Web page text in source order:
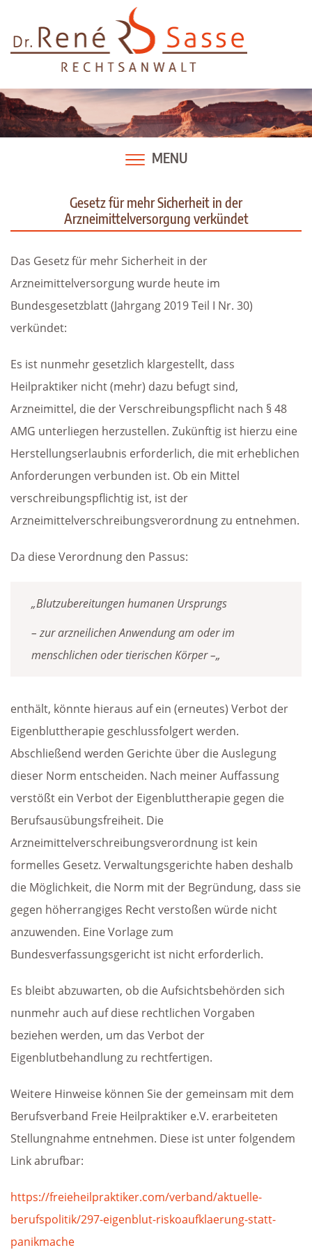
content
MENU
Gesetz für mehr Sicherheit in der
Arzneimittelversorgung verkündet
Das Gesetz für mehr Sicherheit in der
Arzneimittelversorgung wurde heute im
Bundesgesetzblatt (Jahrgang 2019 Teil I Nr. 30)
verkündet:
Es ist nunmehr gesetzlich klargestellt, dass
Heilpraktiker nicht (mehr) dazu befugt sind,
Arzneimittel, die der Verschreibungspflicht nach § 48
AMG unterliegen herzustellen. Zukünftig ist hierzu eine
Herstellungserlaubnis erforderlich, die mit erheblichen
Anforderungen verbunden ist. Ob ein Mittel
verschreibungspflichtig ist, ist der
Arzneimittelverschreibungsverordnung zu entnehmen.
Da diese Verordnung den Passus:
„Blutzubereitungen humanen Ursprungs
– zur arzneilichen Anwendung am oder im
menschlichen oder tierischen Körper –„
enthält, könnte hieraus auf ein (erneutes) Verbot der
Eigenbluttherapie geschlussfolgert werden.
Abschließend werden Gerichte über die Auslegung
dieser Norm entscheiden. Nach meiner Auffassung
verstößt ein Verbot der Eigenbluttherapie gegen die
Berufsausübungsfreiheit. Die
Arzneimittelverschreibungsverordnung ist kein
formelles Gesetz. Verwaltungsgerichte haben deshalb
die Möglichkeit, die Norm mit der Begründung, dass sie
gegen höherrangiges Recht verstoßen würde nicht
anzuwenden. Eine Vorlage zum
Bundesverfassungsgericht ist nicht erforderlich.
Es bleibt abzuwarten, ob die Aufsichtsbehörden sich
nunmehr auch auf diese rechtlichen Vorgaben
beziehen werden, um das Verbot der
Eigenblutbehandlung zu rechtfertigen.
Weitere Hinweise können Sie der gemeinsam mit dem
Berufsverband Freie Heilpraktiker e.V. erarbeiteten
Stellungnahme entnehmen. Diese ist unter folgendem
Link abrufbar:
https://freieheilpraktiker.com/verband/aktuelle-
berufspolitik/297-eigenblut-riskoaufklaerung-statt-
panikmache